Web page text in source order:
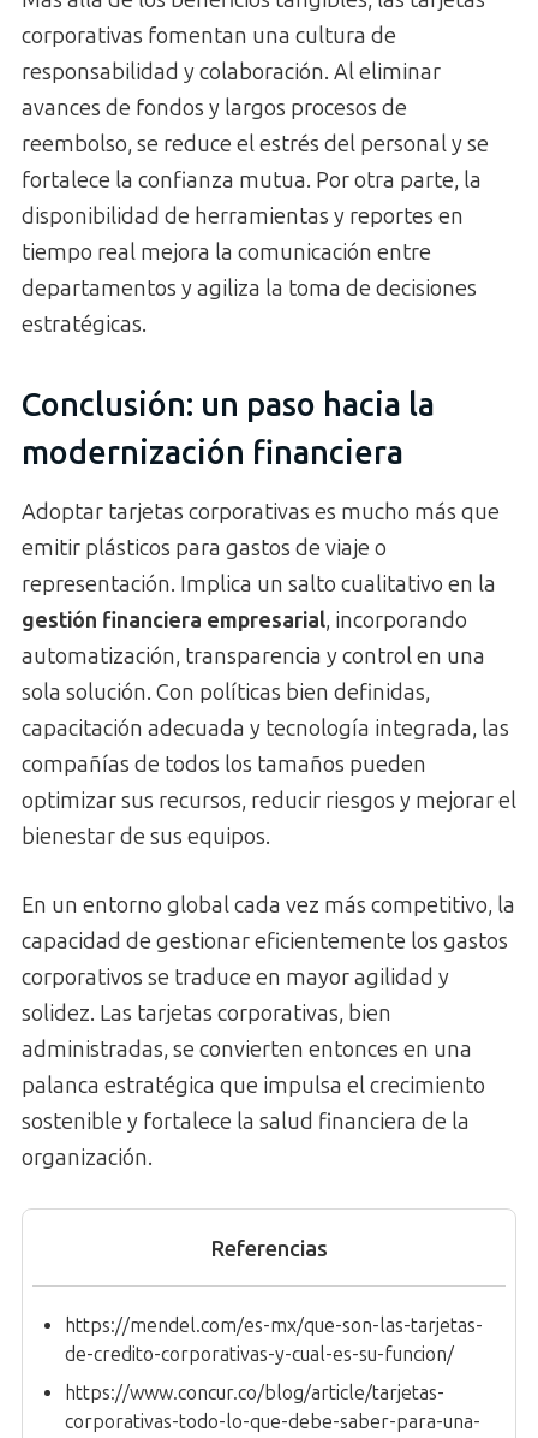
corporativas fomentan una cultura de
responsabilidad y colaboración. Al eliminar
avances de fondos y largos procesos de
reembolso, se reduce el estrés del personal y se
fortalece la confianza mutua. Por otra parte, la
disponibilidad de herramientas y reportes en
tiempo real mejora la comunicación entre
departamentos y agiliza la toma de decisiones
estratégicas.
Conclusión: un paso hacia la
modernización financiera
Adoptar tarjetas corporativas es mucho más que
emitir plásticos para gastos de viaje o
representación. Implica un salto cualitativo en la
gestión financiera empresarial, incorporando
automatización, transparencia y control en una
sola solución. Con políticas bien definidas,
capacitación adecuada y tecnología integrada, las
compañías de todos los tamaños pueden
optimizar sus recursos, reducir riesgos y mejorar el
bienestar de sus equipos.
En un entorno global cada vez más competitivo, la
capacidad de gestionar eficientemente los gastos
corporativos se traduce en mayor agilidad y
solidez. Las tarjetas corporativas, bien
administradas, se convierten entonces en una
palanca estratégica que impulsa el crecimiento
sostenible y fortalece la salud financiera de la
organización.
Referencias
https://mendel.com/es-mx/que-son-las-tarjetas-
de-credito-corporativas-y-cual-es-su-funcion/
https://www.concur.co/blog/article/tarjetas-
corporativas-todo-lo-que-debe-saber-para-una-